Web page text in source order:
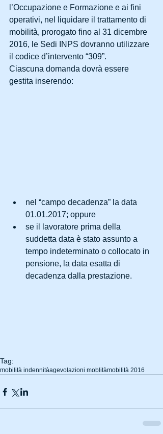
l’Occupazione e Formazione e ai fini
operativi, nel liquidare il trattamento di
mobilità, prorogato fino al 31 dicembre
2016, le Sedi INPS dovranno utilizzare
il codice d’intervento “309”.
Ciascuna domanda dovrà essere
gestita inserendo:
nel “campo decadenza” la data
01.01.2017; oppure
se il lavoratore prima della
suddetta data è stato assunto a
tempo indeterminato o collocato in
pensione, la data esatta di
decadenza dalla prestazione.
Tag:
mobilità indennitàagevolazioni moblitàmobilità 2016